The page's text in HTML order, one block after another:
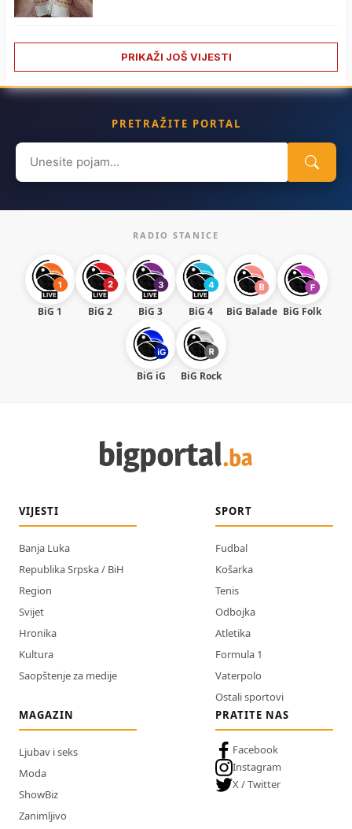
PRIKAŽI JOŠ VIJESTI
PRETRAŽITE PORTAL
Search
for:
RADIO STANICE
BiG 1 BiG 2 BiG 3 BiG 4 BiG Balade BiG Folk
BiG iG BiG Rock
VIJESTI
Banja Luka
Republika Srpska / BiH
Region
Svijet
Hronika
Kultura
Saopštenje za medije
SPORT
Fudbal
Košarka
Tenis
Odbojka
Atletika
Formula 1
Vaterpolo
Ostali sportovi
MAGAZIN
Ljubav i seks
Moda
ShowBiz
Zanimljivo
PRATITE NAS
Facebook
Instagram
X / Twitter